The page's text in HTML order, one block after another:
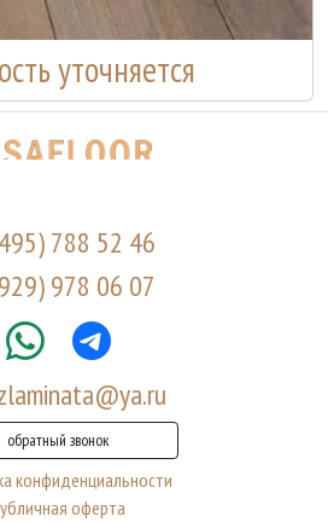
уточняется
788 52 46
978 06 07
обратный звонок
конфиденциальности
оферта